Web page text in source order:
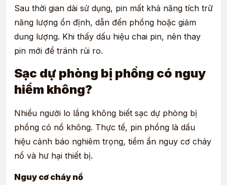
Sau thời gian dài sử dụng, pin mất khả năng tích trữ
năng lượng ổn định, dẫn đến phồng hoặc giảm
dung lượng. Khi thấy dấu hiệu chai pin, nên thay
pin mới để tránh rủi ro.
Sạc dự phòng bị phồng có nguy
hiểm không?
Nhiều người lo lắng không biết sạc dự phòng bị
phồng có nổ không. Thực tế, pin phồng là dấu
hiệu cảnh báo nghiêm trọng, tiềm ẩn nguy cơ cháy
nổ và hư hại thiết bị.
Nguy cơ cháy nổ